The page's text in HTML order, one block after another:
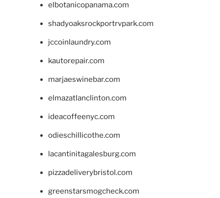
elbotanicopanama.com
shadyoaksrockportrvpark.com
jccoinlaundry.com
kautorepair.com
marjaeswinebar.com
elmazatlanclinton.com
ideacoffeenyc.com
odieschillicothe.com
lacantinitagalesburg.com
pizzadeliverybristol.com
greenstarsmogcheck.com